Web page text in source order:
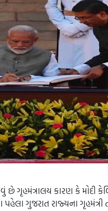
છે ગૃહમંત્રાલય કારણ કે મોદી
ગુજરાત રાજ્યના ગૃહમંત્રી